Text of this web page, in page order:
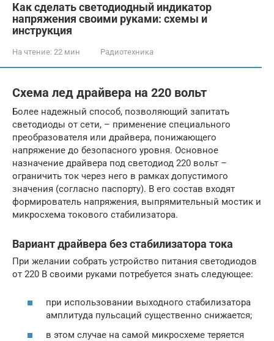
Как сделать светодиодный индикатор
напряжения своими руками: схемы и
инструкция
На чтение: 22 мин Радиотехника
Схема лед драйвера на 220 вольт
Более надежный способ, позволяющий запитать
светодиоды от сети, – применение специального
преобразователя или драйвера, понижающего
напряжение до безопасного уровня. Основное
назначение драйвера под светодиод 220 вольт –
ограничить ток через него в рамках допустимого
значения (согласно паспорту). В его состав входят
формирователь напряжения, выпрямительный мостик и
микросхема токового стабилизатора.
Вариант драйвера без стабилизатора тока
При желании собрать устройство питания светодиодов
от 220 В своими руками потребуется знать следующее:
при использовании выходного стабилизатора
амплитуда пульсаций существенно снижается;
в этом случае на самой микросхеме теряется